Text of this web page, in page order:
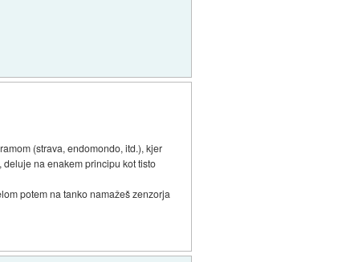
(strava, endomondo, itd.), kjer
na enakem principu kot tisto
potem na tanko namažeš zenzorja